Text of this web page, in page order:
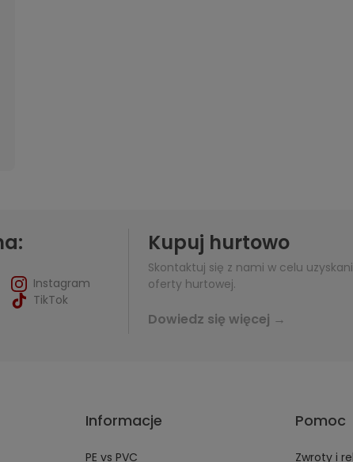
Instagram
TikTok
Kupuj hurtowo
Skontaktuj się z nami w celu
oferty hurtowej.
Dowiedz się więcej →
Informacje
PE vs PVC
Pomoc
Zwroty i